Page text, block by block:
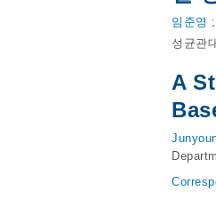
임준영 ;
성균관
A